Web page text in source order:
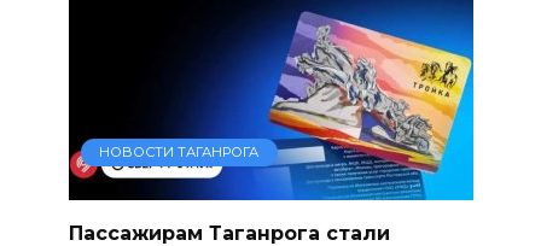
НОВОСТИ ТАГАНРОГА
Пассажирам Таганрога стали